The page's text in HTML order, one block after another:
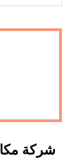
شركة